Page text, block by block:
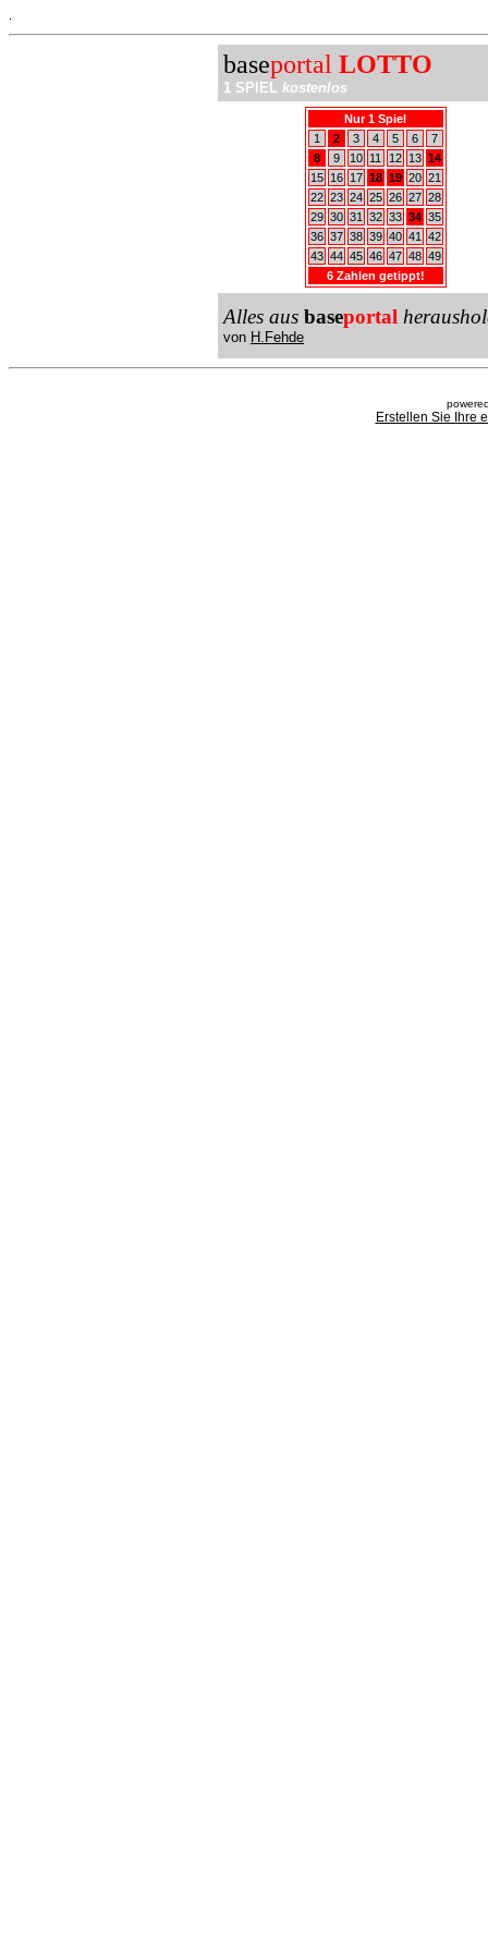
baseportal LOTTO
1 SPIEL kostenlos
Nur 1 Spiel
1
2 3 4 5 6
7
8
9 10 11 12 13 14
15
16 17 18 19 20 21
22 23 24 25 26 27 28
29 30 31 32 33 34 35
36 37 38 39 40 41
42
43 44 45 46 47 48 49
6 Zahlen getippt!
Alles aus baseportal
von H.Fehde
Erstellen Sie Ihre